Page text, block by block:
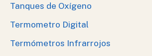
Tanques de Oxígeno
Termometro Digital
Termómetros Infrarrojos